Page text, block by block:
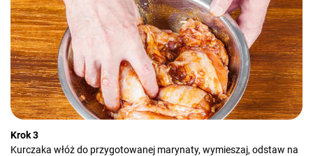
Krok 3
Kurczaka włóż do przygotowanej marynaty, wymieszaj, odstaw na